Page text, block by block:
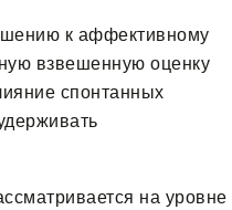
к аффективному
взвешенную оценку
спонтанных
на уровне